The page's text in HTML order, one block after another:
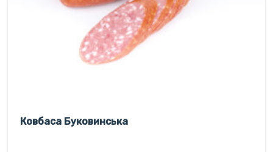
Ковбаса Буковинська